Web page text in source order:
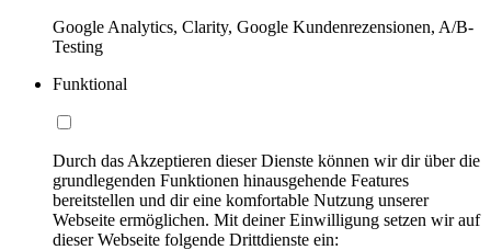
Google Analytics, Clarity, Google Kundenrezensionen, A/B-
Testing
Funktional
Durch das Akzeptieren dieser Dienste können wir dir über die
grundlegenden Funktionen hinausgehende Features
bereitstellen und dir eine komfortable Nutzung unserer
Webseite ermöglichen. Mit deiner Einwilligung setzen wir auf
dieser Webseite folgende Drittdienste ein: